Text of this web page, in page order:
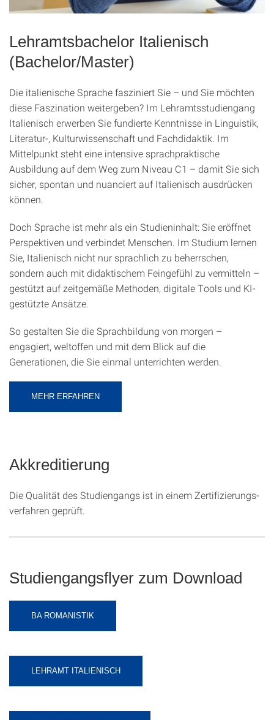
Lehramtsbachelor Italienisch
(Bachelor/Master)
Die italienische Sprache fasziniert Sie – und Sie möchten
diese Faszination weitergeben? Im Lehramtsstudiengang
Italienisch erwerben Sie fundierte Kenntnisse in Linguistik,
Literatur-, Kulturwissenschaft und Fachdidaktik. Im
Mittelpunkt steht eine intensive sprachpraktische
Ausbildung auf dem Weg zum Niveau C1 – damit Sie sich
sicher, spontan und nuanciert auf Italienisch ausdrücken
können.
Doch Sprache ist mehr als ein Studieninhalt: Sie eröffnet
Perspektiven und verbindet Menschen. Im Studium lernen
Sie, Italienisch nicht nur sprachlich zu beherrschen,
sondern auch mit didaktischem Feingefühl zu vermitteln –
gestützt auf zeitgemäße Methoden, digitale Tools und KI-
gestützte Ansätze.
So gestalten Sie die Sprachbildung von morgen –
engagiert, weltoffen und mit dem Blick auf die
Generationen, die Sie einmal unterrichten werden.
MEHR ERFAHREN
Akkreditierung
Die Qualität des Studien­gangs ist in einem Zer­ti­fizier­ungs­
ver­fahren geprüft.
Studiengangsflyer zum Download
BA ROMANISTIK
LEHRAMT ITALIENISCH